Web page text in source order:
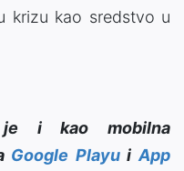
krizu kao sredstvo u
je i kao mobilna
Google PlayuiApp